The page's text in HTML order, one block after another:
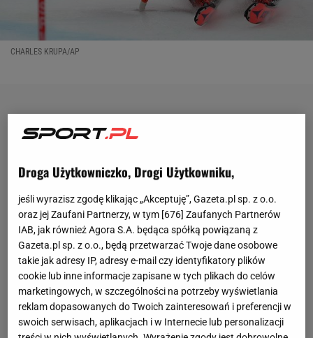
CHARLES KRUPA/AP
Droga Użytkowniczko, Drogi Użytkowniku,
jeśli wyrazisz zgodę klikając „Akceptuję”, Gazeta.pl sp. z o.o.
oraz jej Zaufani Partnerzy, w tym [676] Zaufanych Partnerów
IAB, jak również Agora S.A. będąca spółką powiązaną z
Gazeta.pl sp. z o.o., będą przetwarzać Twoje dane osobowe
takie jak adresy IP, adresy e-mail czy identyfikatory plików
cookie lub inne informacje zapisane w tych plikach do celów
marketingowych, w szczególności na potrzeby wyświetlania
reklam dopasowanych do Twoich zainteresowań i preferencji w
swoich serwisach, aplikacjach i w Internecie lub personalizacji